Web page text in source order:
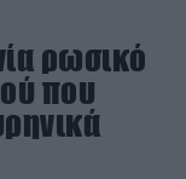
ρωσικό
που